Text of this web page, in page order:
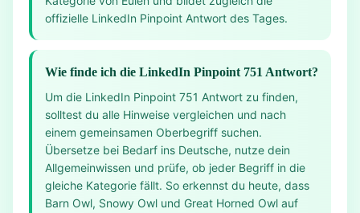
offizielle LinkedIn Pinpoint Antwort des Tages.
Wie finde ich die LinkedIn Pinpoint 751 Antwort?
Um die LinkedIn Pinpoint 751 Antwort zu finden,
solltest du alle Hinweise vergleichen und nach
einem gemeinsamen Oberbegriff suchen.
Übersetze bei Bedarf ins Deutsche, nutze dein
Allgemeinwissen und prüfe, ob jeder Begriff in die
gleiche Kategorie fällt. So erkennst du heute, dass
Barn Owl, Snowy Owl und Great Horned Owl auf